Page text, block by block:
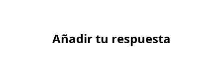
Añadir tu respuesta